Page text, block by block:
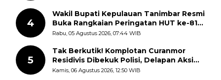
4
Wakil Bupati Kepulauan Tanimbar Resmi
Buka Rangkaian Peringatan HUT ke-81
Kemerdekaan RI, ASN Diajak Perkuat
Rabu, 05 Agustus 2026, 07:44 WIB
5
Tak Berkutik! Komplotan Curanmor
Residivis Dibekuk Polisi, Delapan Aksi
Curanmor Di Candipuro Terungkap
Kamis, 06 Agustus 2026, 12:50 WIB